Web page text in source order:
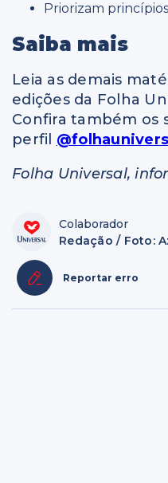
Priorizam
Saiba mais
Leia as demais
edições da Folha
Confira também os
perfil
Folha Universal,
Colaborador
Redação / Foto:
Reportar erro